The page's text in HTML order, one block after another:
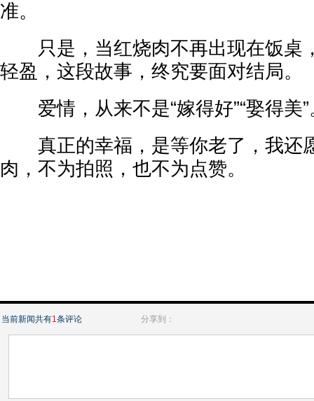
准。
只是，当红烧肉不再出现在饭桌
轻盈，这段故事，终究要面对结局。
爱情，从来不是“嫁得好”“娶得美”
真正的幸福，是等你老了，我还
肉，不为拍照，也不为点赞。
当前新闻共有1条评论 分享到：